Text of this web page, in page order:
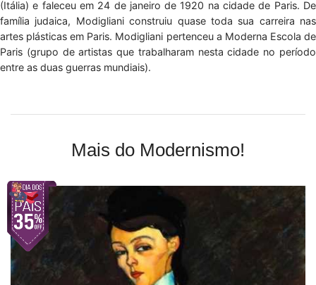
(Itália) e faleceu em 24 de janeiro de 1920 na cidade de Paris. De
família judaica, Modigliani construiu quase toda sua carreira nas
artes plásticas em Paris. Modigliani pertenceu a Moderna Escola de
Paris (grupo de artistas que trabalharam nesta cidade no período
entre as duas guerras mundiais).
Mais do Modernismo!